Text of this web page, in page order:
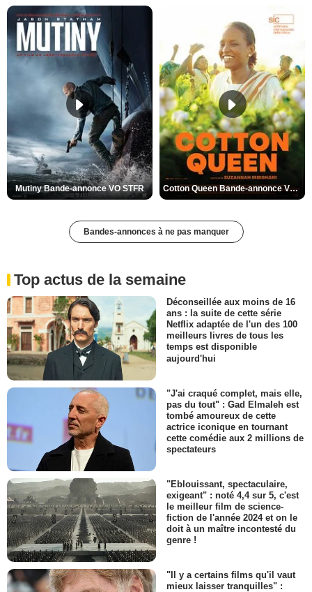
Mutiny Bande-annonce VO STFR Cotton Queen Bande-annonce VO STFR
Bandes-annonces à ne pas manquer
Top actus de la semaine
Déconseillée aux moins de 16
ans : la suite de cette série
Netflix adaptée de l'un des 100
meilleurs livres de tous les
temps est disponible
aujourd'hui
"J'ai craqué complet, mais elle,
pas du tout" : Gad Elmaleh est
tombé amoureux de cette
actrice iconique en tournant
cette comédie aux 2 millions de
spectateurs
"Eblouissant, spectaculaire,
exigeant" : noté 4,4 sur 5, c'est
le meilleur film de science-
fiction de l'année 2024 et on le
doit à un maître incontesté du
genre !
"Il y a certains films qu'il vaut
mieux laisser tranquilles" :